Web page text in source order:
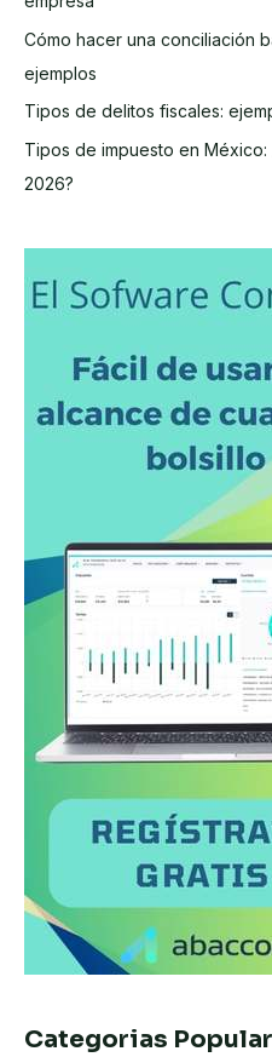
Cómo hacer una conciliación
ejemplos
Tipos de delitos fiscales:
Tipos de impuesto en
2026?
Categorias